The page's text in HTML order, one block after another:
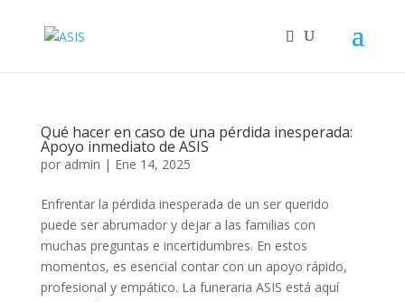
Qué hacer en caso de una pérdida inesperada:
Apoyo inmediato de ASIS
por admin | Ene 14, 2025
Enfrentar la pérdida inesperada de un ser querido
puede ser abrumador y dejar a las familias con
muchas preguntas e incertidumbres. En estos
momentos, es esencial contar con un apoyo rápido,
profesional y empático. La funeraria ASIS está aquí